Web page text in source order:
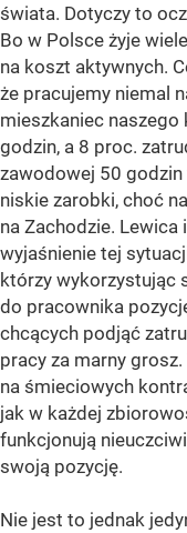
świata. Dotyczy to
Bo w Polsce żyje
na koszt aktywnych.
że pracujemy niemal
mieszkaniec naszego
godzin, a 8 proc.
zawodowej 50
niskie zarobki, choć
na Zachodzie.
wyjaśnienie tej
którzy wykorzystując
do pracownika
chcących podjąć
pracy za marny
na śmieciowych
jak w każdej
funkcjonują
swoją pozycję.
Nie jest to jednak